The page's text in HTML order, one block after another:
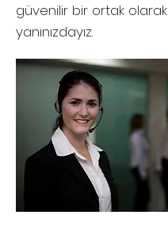
güvenilir bir ortak olarak
yanınızdayız.